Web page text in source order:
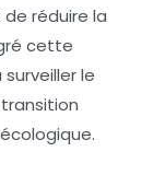
réduire la
cette
le